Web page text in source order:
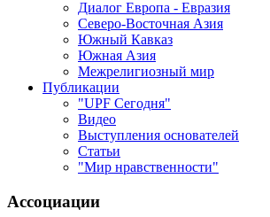
Диалог Европа - Евразия
Северо-Восточная Азия
Южный Кавказ
Южная Азия
Межрелигиозный мир
Публикации
"UPF Сегодня"
Видео
Выступления основателей
Статьи
"Мир нравственности"
Ассоциации